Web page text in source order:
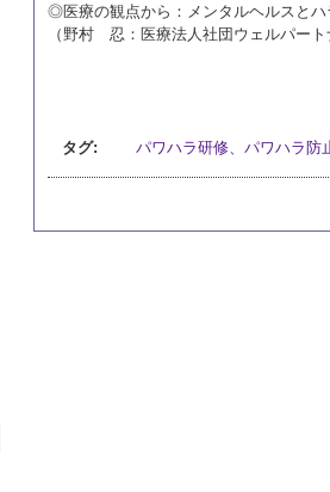
◎医療の観点から：メンタルヘルスと
（野村 忍：医療法人社団ウェルパー
タグ: パワハラ研修、パワハラ防